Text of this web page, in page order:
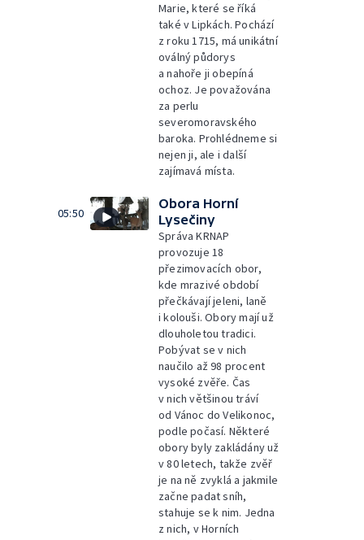
Marie, které se říká
také v Lipkách. Pochází
z roku 1715, má unikátní
oválný půdorys
a nahoře ji obepíná
ochoz. Je považována
za perlu
severomoravského
baroka. Prohlédneme si
nejen ji, ale i další
zajímavá místa.
05:50
Obora Horní
Lysečiny
Správa KRNAP
provozuje 18
přezimovacích obor,
kde mrazivé období
přečkávají jeleni, laně
i kolouši. Obory mají už
dlouholetou tradici.
Pobývat se v nich
naučilo až 98 procent
vysoké zvěře. Čas
v nich většinou tráví
od Vánoc do Velikonoc,
podle počasí. Některé
obory byly zakládány už
v 80 letech, takže zvěř
je na ně zvyklá a jakmile
začne padat sníh,
stahuje se k nim. Jedna
z nich, v Horních